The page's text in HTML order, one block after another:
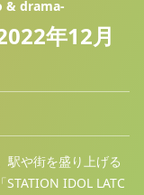
& drama-
年12月
駅や街を盛り上げる
IDOL LATC